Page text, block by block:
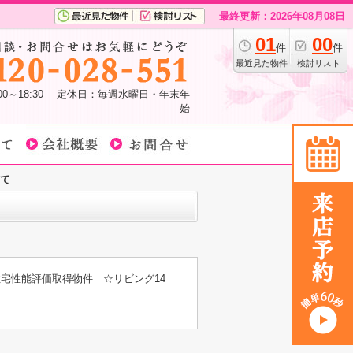
最終更新：2026年08月08日
01件
最近見た物件
00件
検討リスト
～18:30 定休日：毎週水曜日・年末年
始
性能評価取得物件 ☆リビング14